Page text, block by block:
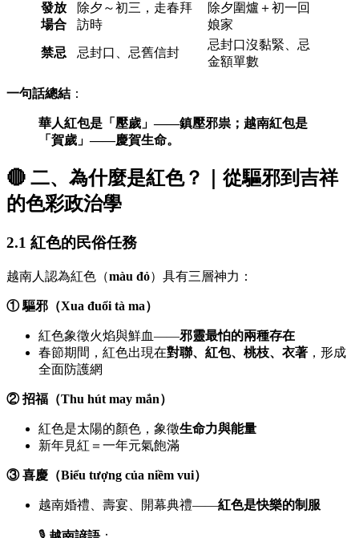
發放
場合
除夕～初三，走春拜
訪時
除夕圍爐＋初一回
娘家
禁忌 忌封口、忌舊信封
忌封口沒黏緊、忌
金額單數
一句話總結 ：
華人紅包是「壓歲」——鎮壓邪祟；越南紅包是
「賀歲」——慶賀生命。
🔴 二、為什麼是紅色？｜從驅邪到吉祥
的色彩政治學
2.1 紅色的民俗任務
越南人認為紅色（màu đỏ）具有三層神力：
① 驅邪（Xua đuổi tà ma）
紅色象徵火焰與鮮血——邪靈最怕的兩種存在
春節期間，紅色出現在對聯、紅包、桃枝、衣著 ，形成
全面防護網
② 招福（Thu hút may mắn）
紅色是太陽的顏色，象徵生命力與能量
新年見紅＝一年元氣飽滿
③ 喜慶（Biểu tượng của niềm vui）
越南婚禮、壽宴、開幕典禮——紅色是快樂的制服